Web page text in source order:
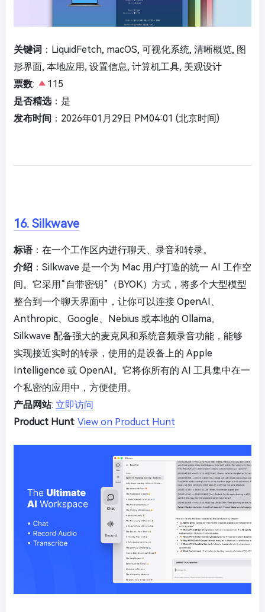
关键词 ：LiquidFetch, macOS, 可视化系统, 清晰概览, 图
形界面, 本地应用, 设置信息, 计算机工具, 美观设计
票数:
115
是否精选：是
发布时间 ：2026年01月29日 PM04:01 (北京时间)
16. Silkwave
标语：在一个工作区内进行聊天、录音和转录。
介绍 ：Silkwave 是一个为 Mac 用户打造的统一 AI 工作空
间。它采用“自带密钥”（BYOK）方式，将多个大型模型
整合到一个聊天界面中，让你可以连接 OpenAI、
Anthropic、Google、Nebius 或本地的 Ollama。
Silkwave 配备强大的麦克风和系统音频录音功能，能够
实现接近实时的转录，使用的是设备上的 Apple
Intelligence 或 OpenAI。它将你所有的 AI 工具集中在一
个私密的应用中，方便使用。
产品网站: 立即访问
Product Hunt: View on Product Hunt